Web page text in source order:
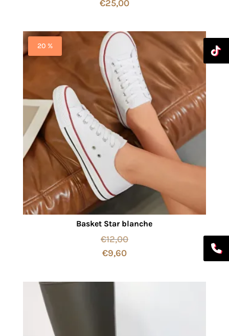
€25,00
20 %
Basket Star blanche
€12,00
€9,60